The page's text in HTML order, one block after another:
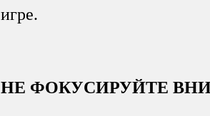
игре.
НЕ ФОКУСИРУЙТЕ